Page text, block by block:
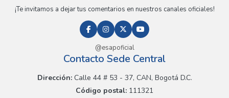
¡Te invitamos a dejar tus comentarios en nuestros canales oficiales!
@esapoficial
Contacto Sede Central
Dirección:Calle 44 # 53 - 37, CAN, Bogotá D.C.
Código postal: 111321